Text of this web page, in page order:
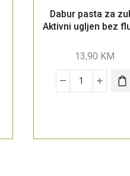
Dabur pasta za
Aktivni ugljen bez
13,90 KM